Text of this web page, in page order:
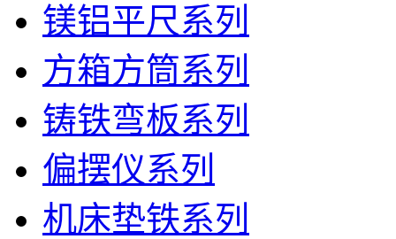
镁铝平尺系列
方箱方筒系列
铸铁弯板系列
偏摆仪系列
机床垫铁系列